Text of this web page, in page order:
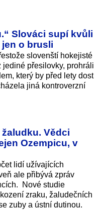
Slováci supí kvůli
o brusli
slovenští hokejisté
přesilovky, prohráli
který by před lety dost
jiná kontroverzní
Vědci
Ozempicu, v
lidí užívajících
ale přibývá zpráv
Nové studie
zraku, žaludečních
zuby a ústní dutinou.